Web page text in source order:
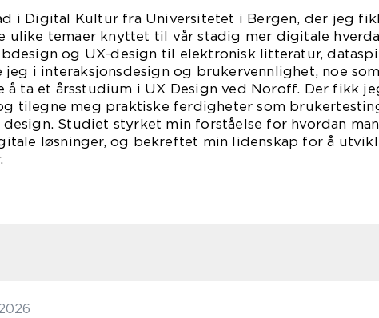
i Digital Kultur fra Universitetet i Bergen, der jeg
ulike temaer knyttet til vår stadig mer digitale
og UX-design til elektronisk litteratur,
jeg i interaksjonsdesign og brukervennlighet, noe
ta et årsstudium i UX Design ved Noroff. Der fikk
tilegne meg praktiske ferdigheter som
Studiet styrket min forståelse for hvordan
løsninger, og bekreftet min lidenskap for å